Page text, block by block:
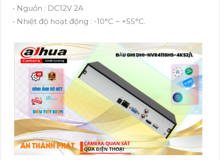
• Nguồn : DC12V 2A
• Nhiệt độ hoạt động : -10°C ~ +55°C.